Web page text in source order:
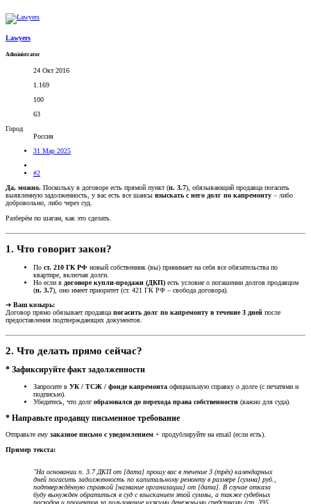
Lawyers
Administrator
24 Окт 2016
1.169
100
63
Город
Россия
31 Мар 2025
#2
Да, можно. Поскольку в договоре есть прямой пункт (п. 3.7), обязывающий продавца погасить
выявленную задолженность, у вас есть все шансы взыскать с него долг по капремонту – либо
добровольно, либо через суд.
Разберём по шагам, как это сделать.
1. Что говорит закон?
По ст. 210 ГК РФ новый собственник (вы) принимает на себя все обязательства по
квартире, включая долги.
Но если в договоре купли-продажи (ДКП) есть условие о погашении долгов продавцом
(п. 3.7), оно имеет приоритет (ст. 421 ГК РФ – свобода договора).
➔ Ваш козырь:
Договор прямо обязывает продавцапогасить долг по капремонту в течение 3 дней после
предоставления подтверждающих документов.
2. Что делать прямо сейчас?
* Зафиксируйте факт задолженности
Запросите в УК / ТСЖ / фонде капремонта официальную справку о долге (с печатями и
подписью).
Убедитесь, что долг образовался до перехода права собственности (важно для суда).
* Направьте продавцу письменное требование
Отправьте ему заказное письмо с уведомлением + продублируйте на email (если есть).
Пример текста:
"На основании п. 3.7 ДКП от [дата] прошу вас в течение 3 (трёх) календарных
дней погасить задолженность по капитальному ремонту в размере [сумма] руб.,
подтверждённую справкой [название организации] от [дата]. В случае отказа
буду вынужден обратиться в суд с взысканием этой суммы, а также судебных
расходов и процентов за пользование чужими денежными средствами (ст. 395